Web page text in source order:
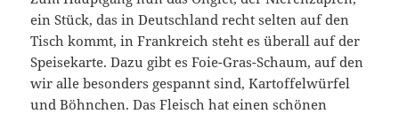
ein Stück, das in Deutschland recht selten auf den
Tisch kommt, in Frankreich steht es überall auf der
Speisekarte. Dazu gibt es Foie-Gras-Schaum, auf den
wir alle besonders gespannt sind, Kartoffelwürfel
und Böhnchen. Das Fleisch hat einen schönen